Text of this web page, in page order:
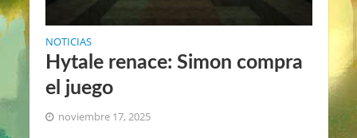
NOTICIAS
Hytale renace: Simon compra
el juego
noviembre 17, 2025